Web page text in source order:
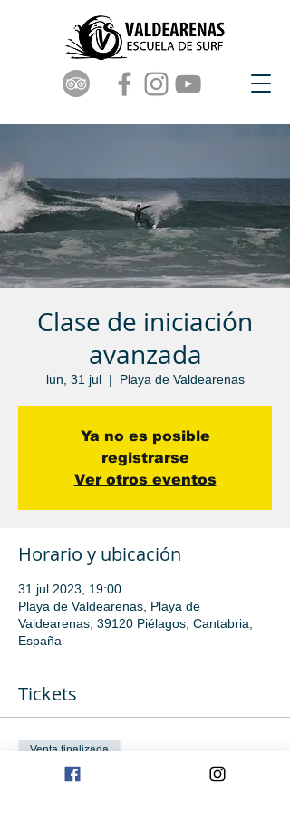
Clase de iniciación
avanzada
lun, 31 jul
  |
Playa de Valdearenas
Ya no es posible
registrarse
Ver otros eventos
Horario y ubicación
31 jul 2023, 19:00
Playa de Valdearenas, Playa de
Valdearenas, 39120 Piélagos, Cantabria,
España
Tickets
Venta finalizada
Tipo de entrada